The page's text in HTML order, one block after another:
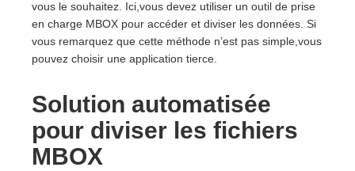
vous le souhaitez. Ici,vous devez utiliser un outil de prise
en charge MBOX pour accéder et diviser les données. Si
vous remarquez que cette méthode n’est pas simple,vous
pouvez choisir une application tierce.
Solution automatisée
pour diviser les fichiers
MBOX